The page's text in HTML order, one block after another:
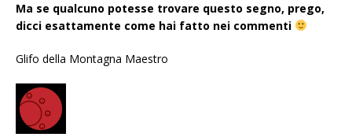
Ma se qualcuno potesse trovare questo segno, prego,
dicci esattamente come hai fatto nei commenti
Glifo della Montagna Maestro